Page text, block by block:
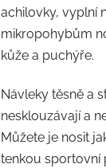
achilovky, vyplní
mikropohybům
kůže a puchýře.
Návleky těsně a
nesklouzávají a
Můžete je nosit
tenkou sportovní